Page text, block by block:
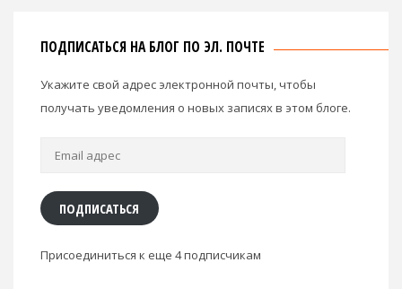
ПОДПИСАТЬСЯ НА БЛОГ ПО ЭЛ. ПОЧТЕ
Укажите свой адрес электронной почты, чтобы
получать уведомления о новых записях в этом блоге.
Email
ПОДПИСАТЬСЯ
Присоединиться к еще 4 подписчикам